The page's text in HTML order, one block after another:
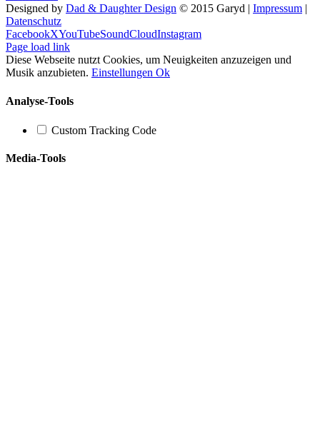
Designed by Dad & Daughter Design © 2015 Garyd | Impressum |
Datenschutz
FacebookXYouTubeSoundCloudInstagram
Page load link
Diese Webseite nutzt Cookies, um Neuigkeiten anzuzeigen und
Musik anzubieten. Einstellungen Ok
Analyse-Tools
Custom Tracking Code
Media-Tools